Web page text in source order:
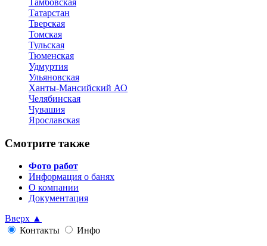
Татарстан
Тверская
Томская
Тульская
Тюменская
Удмуртия
Ульяновская
Ханты-Мансийский АО
Челябинская
Чувашия
Ярославская
Смотрите также
Фото работ
Информация о банях
О компании
Документация
Вверх ▲
Контакты
Инфо